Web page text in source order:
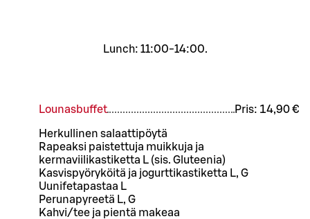
Lunch: 11:00-14:00.
Lounasbuffet Pris: 14,90 €
Herkullinen salaattipöytä
Rapeaksi paistettuja muikkuja ja
kermaviilikastiketta L (sis. Gluteenia)
Kasvispyöryköitä ja jogurttikastiketta L, G
Uunifetapastaa L
Perunapyreetä L, G
Kahvi/tee ja pientä makeaa